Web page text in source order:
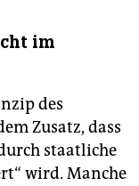
im
des
Zusatz, dass
staatliche
wird. Manche